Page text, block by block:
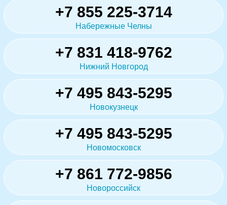
+7 855 225-3714
Набережные Челны
+7 831 418-9762
Нижний Новгород
+7 495 843-5295
Новокузнецк
+7 495 843-5295
Новомосковск
+7 861 772-9856
Новороссийск